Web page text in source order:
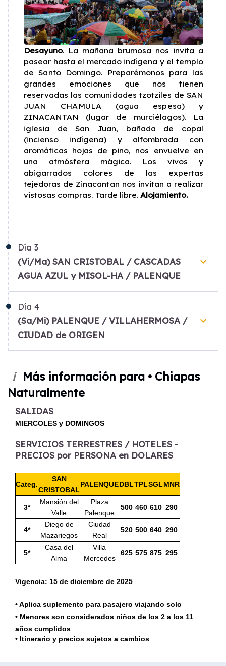
Desayuno. La mañana brumosa nos invita a
pasear hasta el mercado indígena y el templo
de Santo Domingo. Preparémonos para las
grandes emociones que nos tienen
reservadas las comunidades tzotziles de SAN
JUAN CHAMULA (agua espesa) y
ZINACANTAN (lugar de murciélagos). La
iglesia de San Juan, bañada de copal
(incienso indígena) y alfombrada con
aromáticas hojas de pino, nos envuelve en
una atmósfera mágica. Los vivos y
abigarrados colores de las expertas
tejedoras de Zinacantan nos invitan a realizar
vistosas compras. Tarde libre. Alojamiento.
Día 3
(Vi/Ma) SAN CRISTOBAL / CASCADAS
AGUA AZUL y MISOL-HA / PALENQUE
keyboard_arrow_down
Día 4
(Sa/Mi) PALENQUE / VILLAHERMOSA /
CIUDAD de ORIGEN
keyboard_arrow_down
i
Más información para • Chiapas
Naturalmente
SALIDAS
MIERCOLES y DOMINGOS
SERVICIOS TERRESTRES / HOTELES -
PRECIOS por PERSONA en DOLARES
Categ.
SAN
CRISTOBAL
PALENQUEDBLTPLSGLMNR
3*
Mansión del
Valle
Plaza
Palenque
500 460 610 290
4*
Diego de
Mazariegos
Ciudad
Real
520 500 640 290
5*
Casa del
Alma
Villa
Mercedes
625 575 875 295
Vigencia: 15 de diciembre de 2025
• Aplica suplemento para pasajero viajando solo
• Menores son considerados niños de los 2 a los 11
años cumplidos
• Itinerario y precios sujetos a cambios